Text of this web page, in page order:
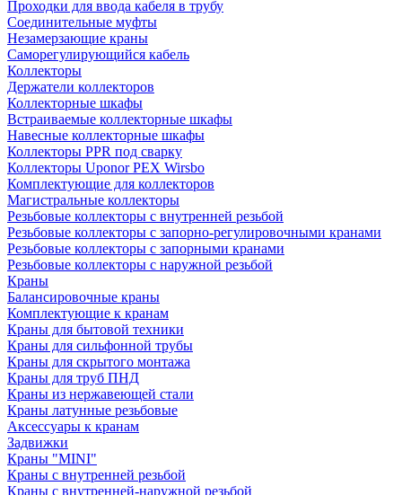
Проходки для ввода кабеля в трубу
Соединительные муфты
Незамерзающие краны
Саморегулирующийся кабель
Коллекторы
Держатели коллекторов
Коллекторные шкафы
Встраиваемые коллекторные шкафы
Навесные коллекторные шкафы
Коллекторы PPR под сварку
Коллекторы Uponor PEX Wirsbo
Комплектующие для коллекторов
Магистральные коллекторы
Резьбовые коллекторы с внутренней резьбой
Резьбовые коллекторы с запорно-регулировочными кранами
Резьбовые коллекторы с запорными кранами
Резьбовые коллекторы с наружной резьбой
Краны
Балансировочные краны
Комплектующие к кранам
Краны для бытовой техники
Краны для сильфонной трубы
Краны для скрытого монтажа
Краны для труб ПНД
Краны из нержавеющей стали
Краны латунные резьбовые
Аксессуары к кранам
Задвижки
Краны "MINI"
Краны с внутренней резьбой
Краны с внутренней-наружной резьбой